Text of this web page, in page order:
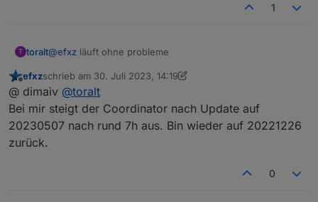
1
T toralt@efxz läuft ohne probleme
Offline
efxzschrieb am 30. Juli 2023, 14:19
zuletzt editiert von efxz
@ dimaiv @toralt
Bei mir steigt der Coordinator nach Update auf
20230507 nach rund 7h aus. Bin wieder auf 20221226
zurück.
0